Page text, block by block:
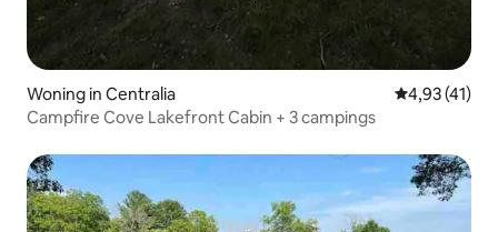
Woning in Centralia Gemiddelde
4,93 (41)
Campfire Cove Lakefront Cabin + 3 campings